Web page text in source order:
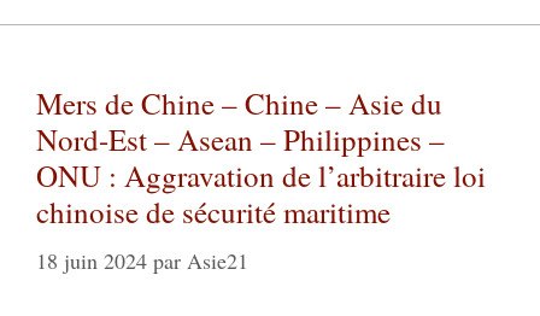
Mers de Chine – Chine – Asie du
Nord-Est – Asean – Philippines –
ONU : Aggravation de l’arbitraire loi
chinoise de sécurité maritime
18 juin 2024 par Asie21